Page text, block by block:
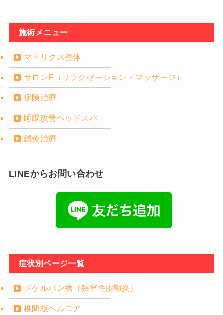
施術メニュー
マトリクス整体
サロンF（リラクゼーション・マッサージ）
保険治療
睡眠改善ヘッドスパ
鍼灸治療
LINEからお問い合わせ
症状別ページ一覧
ドケルバン病（狭窄性腱鞘炎）
椎間板ヘルニア